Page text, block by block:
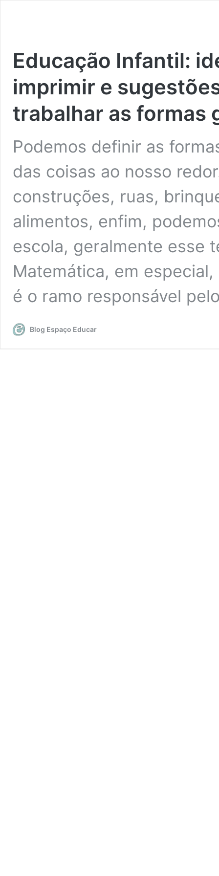
Educação Infantil:
imprimir e
trabalhar as formas
Podemos definir as
das coisas ao nosso
construções, ruas,
alimentos, enfim,
escola, geralmente esse
Matemática, em
é o ramo responsável
Blog Espaço Educar